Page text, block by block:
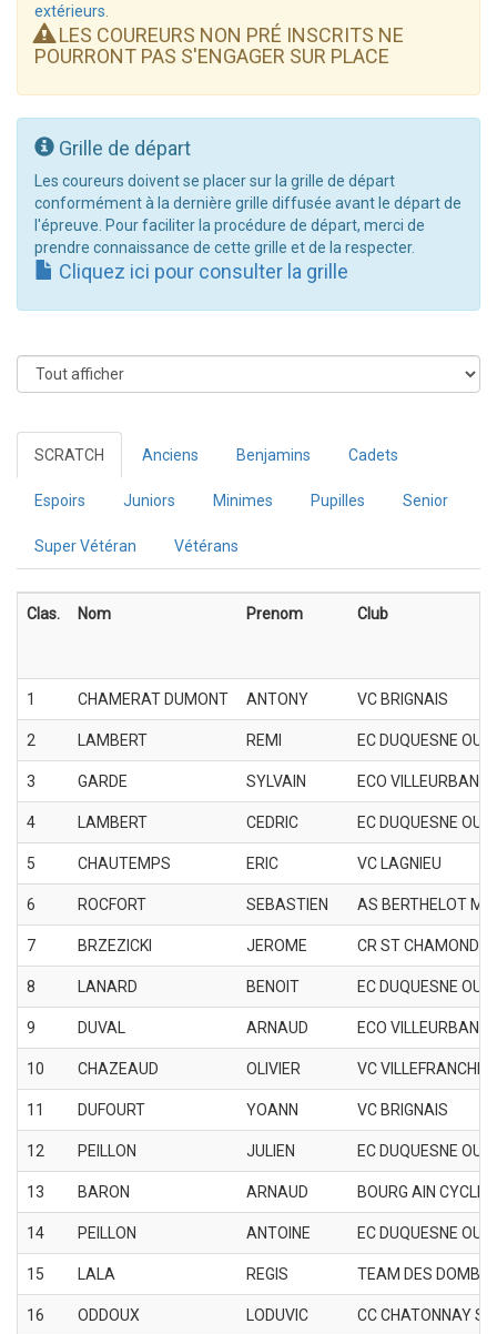
extérieurs
LES COUREURS NON PRÉ INSCRITS NE
POURRONT PAS S'ENGAGER SUR PLACE
Grille de départ
Les coureurs doivent se placer sur la grille de départ
conformément à la dernière grille diffusée avant le départ de
l'épreuve. Pour faciliter la procédure de départ, merci de
prendre connaissance de cette grille et de la respecter.
Cliquez ici pour consulter la grille
SCRATCH Anciens Benjamins Cadets
Espoirs Juniors Minimes Pupilles Senior
Super Vétéran Vétérans
Clas. Nom Prenom Club
1 CHAMERAT DUMONT ANTONY VC BRIGNAIS
2 LAMBERT REMI EC DUQUESNE
3 GARDE SYLVAIN ECO VILLEURBANNE
4 LAMBERT CEDRIC EC DUQUESNE
5 CHAUTEMPS ERIC VC LAGNIEU
6 ROCFORT SEBASTIEN AS BERTHELOT
7 BRZEZICKI JEROME CR ST CHAMOND
8 LANARD BENOIT EC DUQUESNE
9 DUVAL ARNAUD ECO VILLEURBANNE
10 CHAZEAUD OLIVIER VC VILLEFRANCHE
11 DUFOURT YOANN VC BRIGNAIS
12 PEILLON JULIEN EC DUQUESNE
13 BARON ARNAUD BOURG AIN
14 PEILLON ANTOINE EC DUQUESNE
15 LALA REGIS TEAM DES
16 ODDOUX LODUVIC CC CHATONNAY